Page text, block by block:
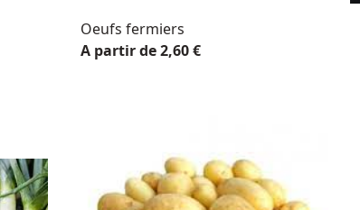
Oeufs fermiers
A partir de 2,60 €